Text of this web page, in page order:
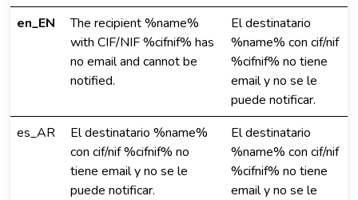
en_EN
The recipient %name%
with CIF/NIF %cifnif% has
no email and cannot be
notified.
El destinatario
%name% con cif/nif
%cifnif% no tiene
email y no se le
puede notificar.
es_AR
El destinatario %name%
con cif/nif %cifnif% no
tiene email y no se le
puede notificar.
El destinatario
%name% con cif/nif
%cifnif% no tiene
email y no se le